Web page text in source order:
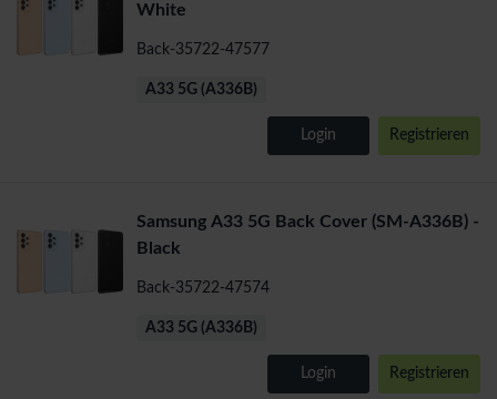
White
Back-35722-47577
A33 5G (A336B)
Login Registrieren
Samsung A33 5G Back Cover (SM-A336B) -
Black
Back-35722-47574
A33 5G (A336B)
Login Registrieren